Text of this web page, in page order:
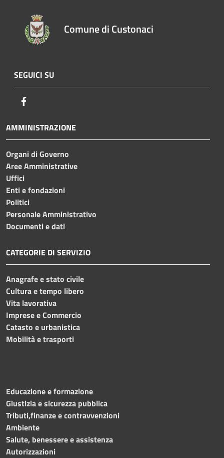
Comune di Custonaci
SEGUICI SU
AMMINISTRAZIONE
Organi di Governo
Aree Amministrative
Uffici
Enti e fondazioni
Politici
Personale Amministrativo
Documenti e dati
CATEGORIE DI SERVIZIO
Anagrafe e stato civile
Cultura e tempo libero
Vita lavorativa
Imprese e Commercio
Catasto e urbanistica
Mobilità e trasporti
Educazione e formazione
Giustizia e sicurezza pubblica
Tributi,finanze e contravvenzioni
Ambiente
Salute, benessere e assistenza
Autorizzazioni